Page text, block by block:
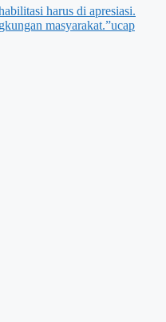
harus di apresiasi.
masyarakat.”ucap